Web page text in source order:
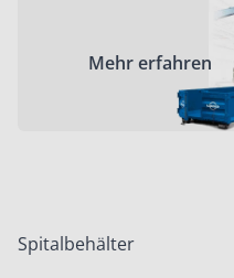
Mehr erfahren
Spitalbehälter